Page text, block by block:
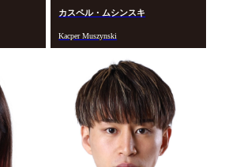
カスペル・ムシンスキ
Kacper Muszynski